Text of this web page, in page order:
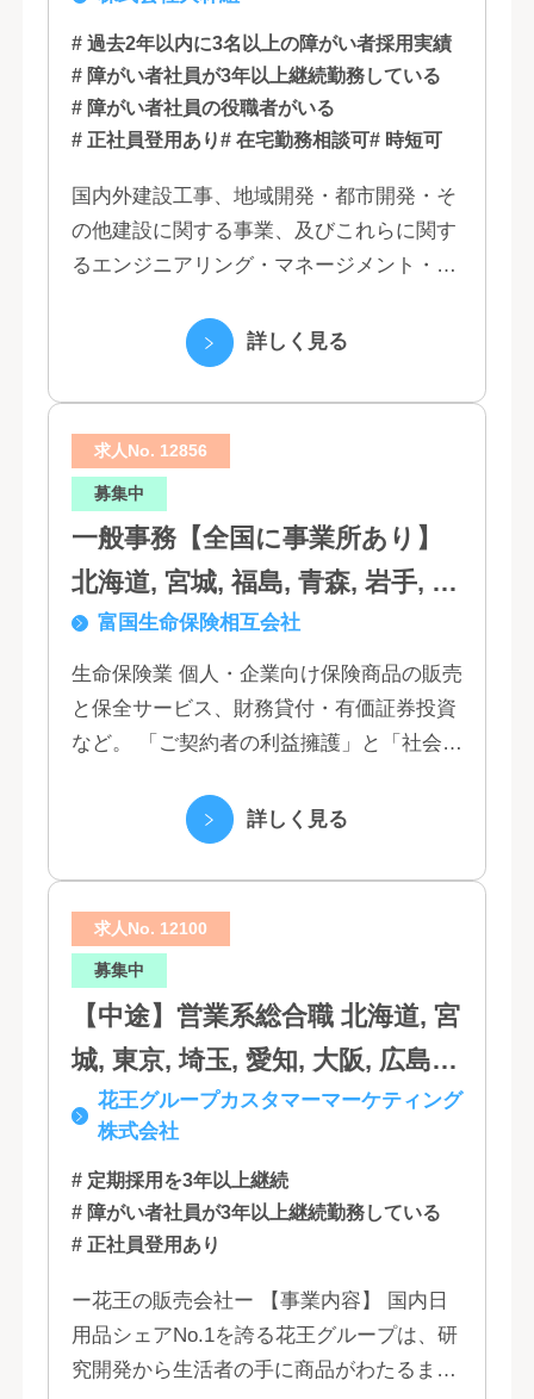
福岡
# 過去2年以内に3名以上の障がい者採用実績
# 障がい者社員が3年以上継続勤務している
# 障がい者社員の役職者がいる
# 正社員登用あり# 在宅勤務相談可# 時短可
国内外建設工事、地域開発・都市開発・そ
の他建設に関する事業、及びこれらに関す
るエンジニアリング・マネージメント・コ
詳しく見る
求人No. 12856
募集中
一般事務【全国に事業所あり】
北海道, 宮城, 福島, 青森, 岩手, 秋
田, 山形, 東京, 神奈川, 千葉, 埼
玉, 茨城, 栃木, 群馬, 新潟, 石川,
富山, 福井, 長野, 山梨, 愛知, 静
岡, 三重, 岐阜, 大阪, 京都, 兵庫,
滋賀, 奈良, 和歌山, 広島, 岡山, 山
口, 鳥取, 島根, 香川, 愛媛, 徳島,
高知, 福岡, 長崎, 熊本, 鹿児島, 大
分, 宮崎, 佐賀, 沖縄
富国生命保険相互会社
生命保険業 個人・企業向け保険商品の販売
と保全サービス、財務貸付・有価証券投資
など。 「ご契約者の利益擁護」と「社会へ
づく「お客さま基点」をスローガンに掲
詳しく見る
求人No. 12100
募集中
【中途】営業系総合職 北海道, 宮
城, 東京, 埼玉, 愛知, 大阪, 広島,
福岡花王グループカスタマーマーケティング
株式会社
# 定期採用を3年以上継続
# 障がい者社員が3年以上継続勤務している
# 正社員登用あり
ー花王の販売会社ー 【事業内容】 国内日
用品シェアNo.1を誇る花王グループは、研
究開発から生活者の手に商品がわたるまで